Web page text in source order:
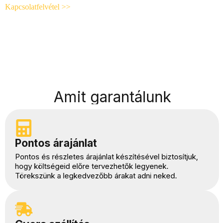
Kapcsolatfelvétel >>
Amit garantálunk
Pontos árajánlat
Pontos és részletes árajánlat készítésével biztosítjuk,
hogy költségeid előre tervezhetők legyenek.
Törekszünk a legkedvezőbb árakat adni neked.